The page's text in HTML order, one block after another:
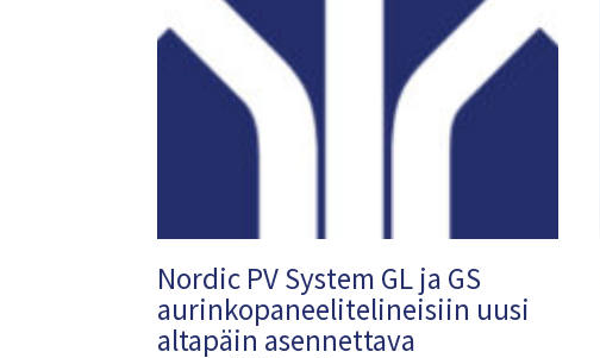
Nordic PV System GL ja GS
aurinkopaneelitelineisiin uusi
altapäin asennettava